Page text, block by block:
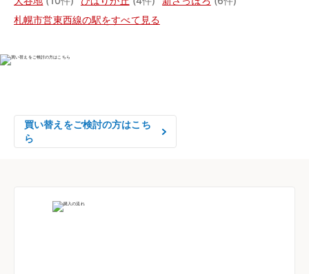
札幌市営東西線の駅をすべて見る
買い替えをご検討の方はこち
ら